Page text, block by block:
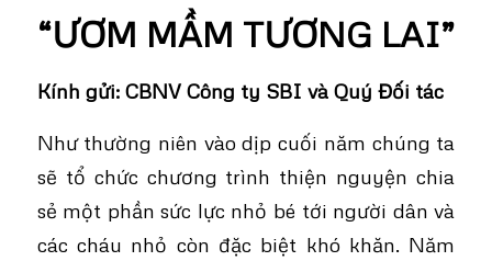
“ƯƠM MẦM TƯƠNG LAI”
Kính gửi: CBNV Công ty SBI và Quý Đối tác
Như thường niên vào dịp cuối năm chúng ta
sẽ tổ chức chương trình thiện nguyện chia
sẻ một phần sức lực nhỏ bé tới người dân và
các cháu nhỏ còn đặc biệt khó khăn. Năm